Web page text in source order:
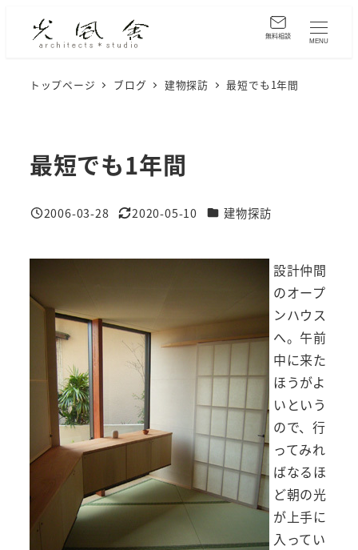
MENU
トップページ ブログ 建物探訪 最短でも1年間
最短でも1年間
投稿日
2006-03-28
更新日
2020-05-10 カテゴリー
建物探訪
設計仲間
のオープ
ンハウス
へ。午前
中に来た
ほうがよ
いという
ので、行
ってみれ
ばなるほ
ど朝の光
が上手に
入ってい
無料相談